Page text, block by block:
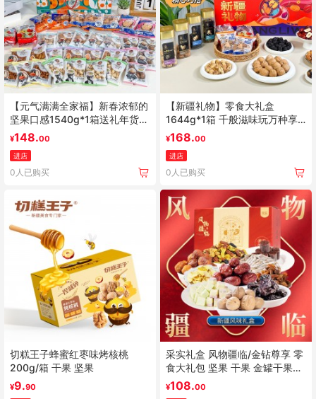
【元气满满全家福】新春浓郁的
坚果口感1540g*1箱送礼年货礼
盒
¥148.00
进店
0人已购买
【新疆礼物】零食大礼盒
1644g*1箱 千般滋味玩万种享
受送礼首选
¥168.00
进店
0人已购买
切糕王子蜂蜜红枣味烤核桃
200g/箱 干果 坚果
¥9.90
采实礼盒 风物疆临/金钻尊享 零
食大礼包 坚果 干果 金罐干果礼
盒
¥108.00